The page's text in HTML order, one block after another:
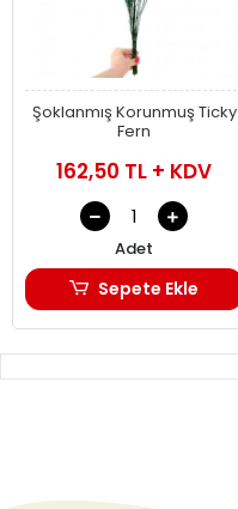
Şoklanmış Korunmuş Ticky
Fern
162,50 TL + KDV
Adet
Sepete Ekle